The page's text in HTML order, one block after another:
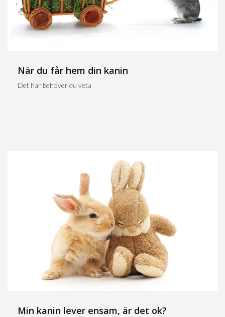
När du får hem din kanin
Det här behöver du veta
Min kanin lever ensam, är det ok?